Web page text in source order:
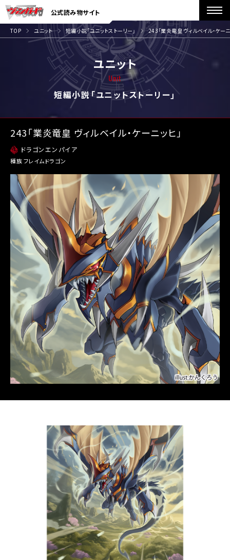
公式読み物サイト
TOP ユニット 短編小説「ユニットストーリー」 243「業炎竜皇 ヴィルベイル・ケーニ
ユニット
Unit
短編小説「ユニットストーリー」
243「業炎竜皇 ヴィルベイル・ケーニッヒ」
ドラゴンエンパイア
種族 フレイムドラゴン